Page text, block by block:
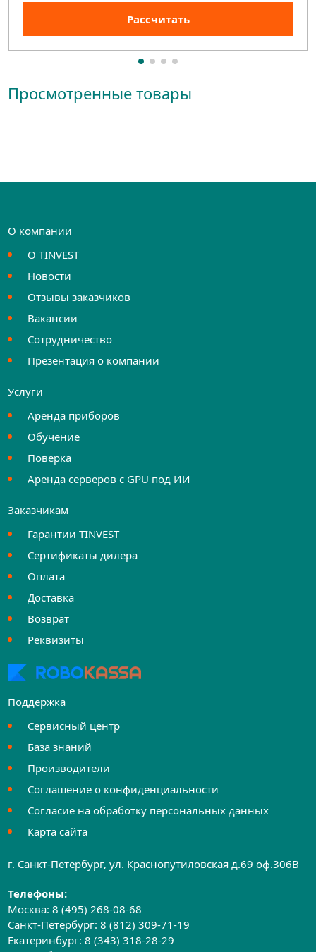
Рассчитать
Просмотренные товары
О компании
О TINVEST
Новости
Отзывы заказчиков
Вакансии
Сотрудничество
Презентация о компании
Услуги
Аренда приборов
Обучение
Поверка
Аренда серверов с GPU под ИИ
Заказчикам
Гарантии TINVEST
Сертификаты дилера
Оплата
Доставка
Возврат
Реквизиты
Поддержка
Сервисный центр
База знаний
Производители
Соглашение о конфиденциальности
Согласие на обработку персональных данных
Карта сайта
г. Санкт-Петербург, ул. Краснопутиловская д.69 оф.306B
Телефоны:
Москва:8 (495) 268-08-68
Санкт-Петербург:8 (812) 309-71-19
Екатеринбург:8 (343) 318-28-29